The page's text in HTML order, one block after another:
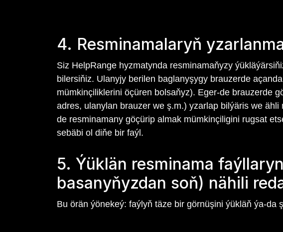
4. Resminamalaryň
Siz HelpRange hyzmatynda resminamaňyzy
bilersiňiz. Ulanyjy berilen baglanyşygy brauzerde
mümkinçiliklerini öçüren bolsaňyz). Eger-de brauzerde
adres, ulanylan brauzer we ş.m.) yzarlap bilýäris we
de resminamany göçürip almak mümkinçiligini rugsat
sebäbi ol diňe bir faýl.
5. Ýüklän resminama
basanyňyzdan soň) nähili
Bu örän ýönekeý: faýlyň täze bir görnüşini ýükläň ýa-da